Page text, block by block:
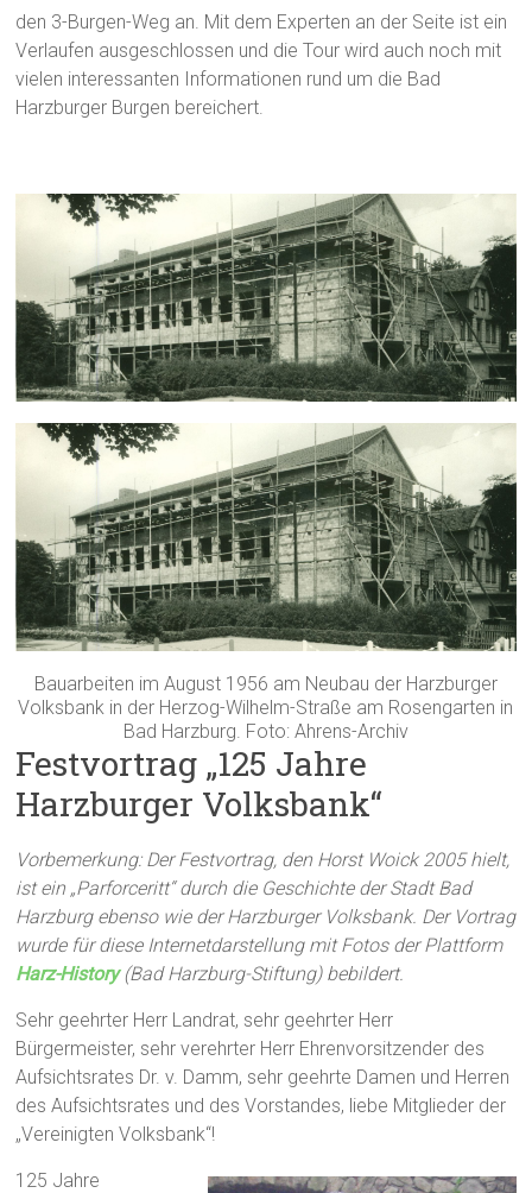
den 3-Burgen-Weg an. Mit dem Experten an der Seite ist ein
Verlaufen ausgeschlossen und die Tour wird auch noch mit
vielen interessanten Informationen rund um die Bad
Harzburger Burgen bereichert.
Bauarbeiten im August 1956 am Neubau der Harzburger
Volksbank in der Herzog-Wilhelm-Straße am Rosengarten in
Bad Harzburg. Foto: Ahrens-Archiv
Festvortrag „125 Jahre
Harzburger Volksbank“
Vorbemerkung: Der Festvortrag, den Horst Woick 2005 hielt,
ist ein „Parforceritt“ durch die Geschichte der Stadt Bad
Harzburg ebenso wie der Harzburger Volksbank. Der Vortrag
wurde für diese Internetdarstellung mit Fotos der Plattform
Harz-History(Bad Harzburg-Stiftung) bebildert.
Sehr geehrter Herr Landrat, sehr geehrter Herr
Bürgermeister, sehr verehrter Herr Ehrenvorsitzender des
Aufsichtsrates Dr. v. Damm, sehr geehrte Damen und Herren
des Aufsichtsrates und des Vorstandes, liebe Mitglieder der
„Vereinigten Volksbank“!
125 Jahre